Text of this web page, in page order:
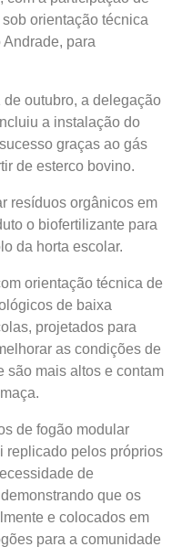
orientação técnica
para
outubro, a delegação
a instalação do
graças ao gás
de esterco bovino.
resíduos orgânicos em
o biofertilizante para
da horta escolar.
orientação técnica de
de baixa
projetados para
as condições de
são mais altos e contam
de fogão modular
replicado pelos próprios
de
que os
e colocados em
para a comunidade